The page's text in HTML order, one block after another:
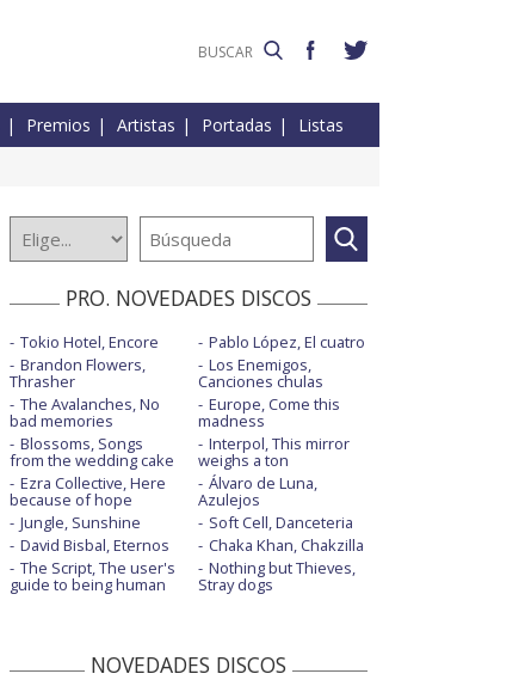
Premios Artistas Portadas Listas
PRO. NOVEDADES DISCOS
Tokio Hotel, Encore
Brandon Flowers,
Thrasher
The Avalanches, No
bad memories
Blossoms, Songs
from the wedding cake
Ezra Collective, Here
because of hope
Jungle, Sunshine
David Bisbal, Eternos
The Script, The user's
guide to being human
Pablo López, El cuatro
Los Enemigos,
Canciones chulas
Europe, Come this
madness
Interpol, This mirror
weighs a ton
Álvaro de Luna,
Azulejos
Soft Cell, Danceteria
Chaka Khan, Chakzilla
Nothing but Thieves,
Stray dogs
NOVEDADES DISCOS